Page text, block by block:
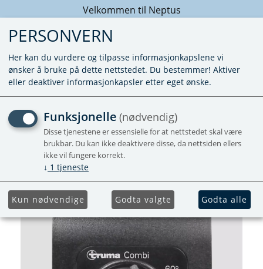
Velkommen til Neptus
MANØVERPANEL CLASSIC
COMBI SORT
Leveres med ramme
PERSONVERN
Her kan du vurdere og tilpasse informasjonkapslene vi
ønsker å bruke på dette nettstedet. Du bestemmer! Aktiver
eller deaktiver informasjonkapsler etter eget ønske.
Funksjonelle (nødvendig)
Disse tjenestene er essensielle for at nettstedet skal være
brukbar. Du kan ikke deaktivere disse, da nettsiden ellers
ikke vil fungere korrekt.
↓ 1 tjeneste
Kun nødvendige Godta valgte Godta alle